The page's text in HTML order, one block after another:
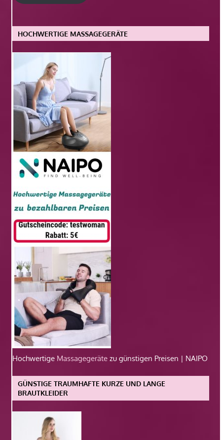
HOCHWERTIGE MASSAGEGERÄTE
Hochwertige Massagegeräte zu günstigen Preisen | NAIPO
GÜNSTIGE TRAUMHAFTE KURZE UND LANGE
BRAUTKLEIDER